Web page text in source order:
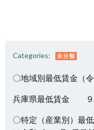
Categories: 未分類
〇地域別最低賃金（
兵庫県最低賃金 ９
〇特定（産業別）最